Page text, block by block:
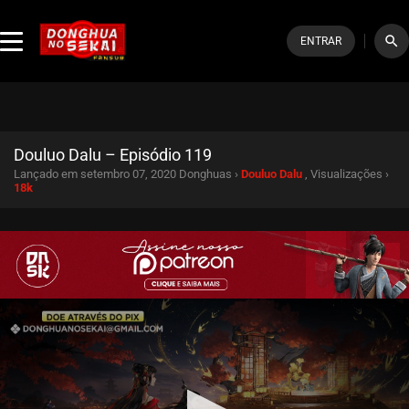
ENTRAR search
Douluo Dalu – Episódio 119
Lançado em setembro 07, 2020 Donghuas › Douluo Dalu , Visualizações ›
18k